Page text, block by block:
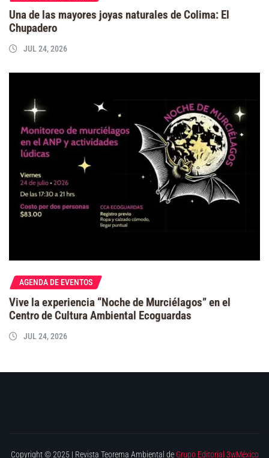
Una de las mayores joyas naturales de Colima: El
Chupadero
JUL 24, 2026
AGENDA DE EVENTOS
Vive la experiencia “Noche de Murciélagos” en el
Centro de Cultura Ambiental Ecoguardas
JUL 24, 2026
Copyright © 2025 | Revista Teorema Ambiental de Grupo Editorial 3wMéxico